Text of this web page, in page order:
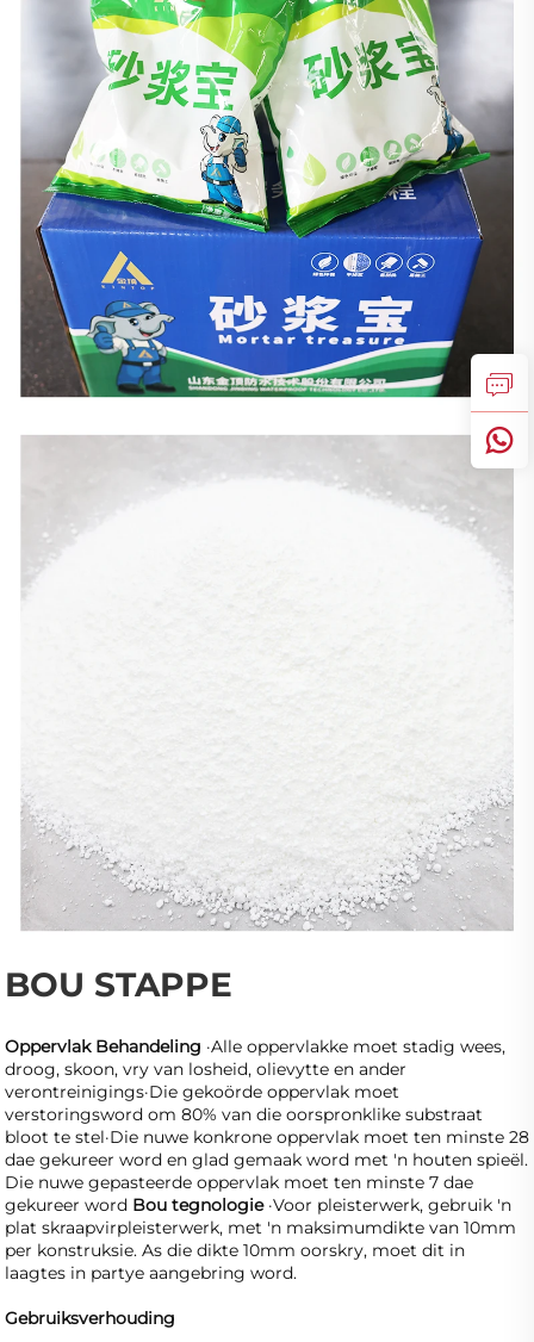
BOU STAPPE
Oppervlak Behandeling ·Alle oppervlakke moet stadig wees,
droog, skoon, vry van losheid, olievytte en ander
verontreinigings·Die gekoörde oppervlak moet
verstoringsword om 80% van die oorspronklike substraat
bloot te stel·Die nuwe konkrone oppervlak moet ten minste 28
dae gekureer word en glad gemaak word met 'n houten spieël.
Die nuwe gepasteerde oppervlak moet ten minste 7 dae
gekureer word Bou tegnologie ·Voor pleisterwerk, gebruik 'n
plat skraapvirpleisterwerk, met 'n maksimumdikte van 10mm
per konstruksie. As die dikte 10mm oorskry, moet dit in
laagtes in partye aangebring word.
Gebruiksverhouding